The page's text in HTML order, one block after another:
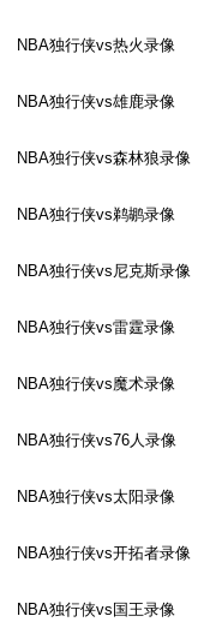
NBA独行侠vs热火录像
NBA独行侠vs雄鹿录像
NBA独行侠vs森林狼录像
NBA独行侠vs鹈鹕录像
NBA独行侠vs尼克斯录像
NBA独行侠vs雷霆录像
NBA独行侠vs魔术录像
NBA独行侠vs76人录像
NBA独行侠vs太阳录像
NBA独行侠vs开拓者录像
NBA独行侠vs国王录像